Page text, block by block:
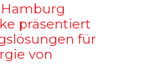
präsentiert
für
von